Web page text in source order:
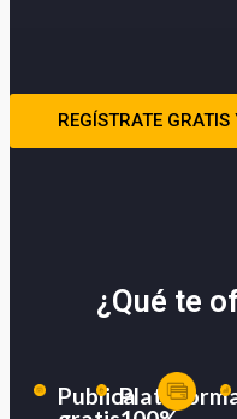
REGÍSTRATE
¿Qué te
Publica